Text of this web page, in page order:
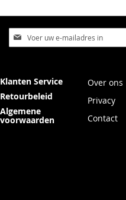
Abonneer
u
nieuwsbrief
Klanten Service
Retourbeleid
Algemene
voorwaarden
Over ons
Privacy
Contact